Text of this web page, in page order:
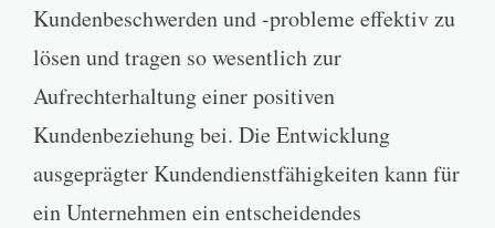
Kundenbeschwerden und -probleme effektiv zu
lösen und tragen so wesentlich zur
Aufrechterhaltung einer positiven
Kundenbeziehung bei. Die Entwicklung
ausgeprägter Kundendienstfähigkeiten kann für
ein Unternehmen ein entscheidendes